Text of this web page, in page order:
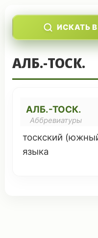
ИСКАТЬ
АЛБ.-ТОСК.
АЛБ.-ТОСК.
Аббревиатуры
тоскский (
языка